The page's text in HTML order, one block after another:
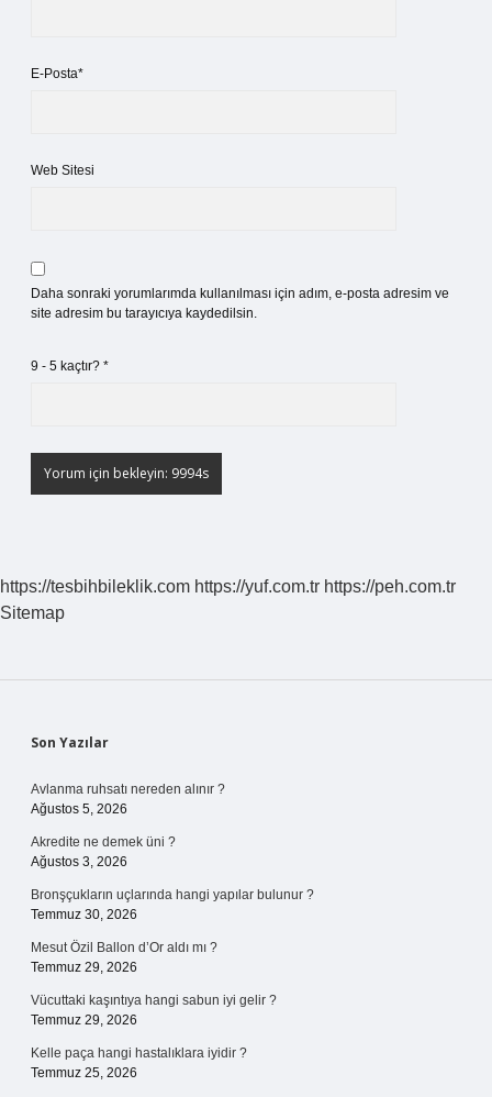
E-Posta*
Web Sitesi
Daha sonraki yorumlarımda kullanılması için adım, e-posta adresim ve
site adresim bu tarayıcıya kaydedilsin.
9 - 5 kaçtır? *
https://tesbihbileklik.com https://yuf.com.tr https://peh.com.tr
Sitemap
Sidebar
Son Yazılar
Avlanma ruhsatı nereden alınır ?
Ağustos 5, 2026
Akredite ne demek üni ?
Ağustos 3, 2026
Bronşçukların uçlarında hangi yapılar bulunur ?
Temmuz 30, 2026
Mesut Özil Ballon d’Or aldı mı ?
Temmuz 29, 2026
Vücuttaki kaşıntıya hangi sabun iyi gelir ?
Temmuz 29, 2026
Kelle paça hangi hastalıklara iyidir ?
Temmuz 25, 2026